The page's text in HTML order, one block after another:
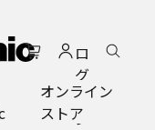
ロ
グ
イ
ン
オンライン
ストア